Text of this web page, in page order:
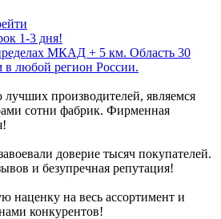
1-3 дня!
МКАД + 5 км. Область 30
в любой регион России.
производителей, являемся
сотни фабрик. Фирменная
доверие тысяч покупателей.
и безупречная репутация!
на весь ассортимент и
конкурентов!